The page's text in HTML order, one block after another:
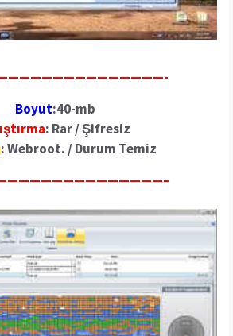
Boyut:40-mb
: Rar / Şifresiz
: Webroot. / Durum Temiz